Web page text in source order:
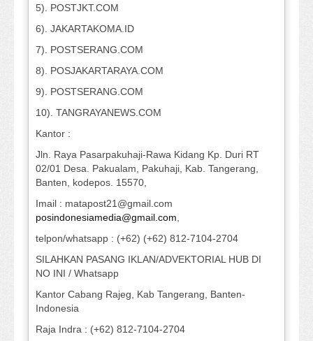
5). POSTJKT.COM
6). JAKARTAKOMA.ID
7). POSTSERANG.COM
8). POSJAKARTARAYA.COM
9). POSTSERANG.COM
10). TANGRAYANEWS.COM
Kantor :
Jln. Raya Pasarpakuhaji-Rawa Kidang Kp. Duri RT
02/01 Desa. Pakualam, Pakuhaji, Kab. Tangerang,
Banten, kodepos. 15570,
Imail : matapost21@gmail.com
posindonesiamedia@gmail.com,
telpon/whatsapp : (+62) (+62) 812-7104-2704
SILAHKAN PASANG IKLAN/ADVEKTORIAL HUB DI
NO INI / Whatsapp
Kantor Cabang Rajeg, Kab Tangerang, Banten-
Indonesia
Raja Indra : (+62) 812-7104-2704